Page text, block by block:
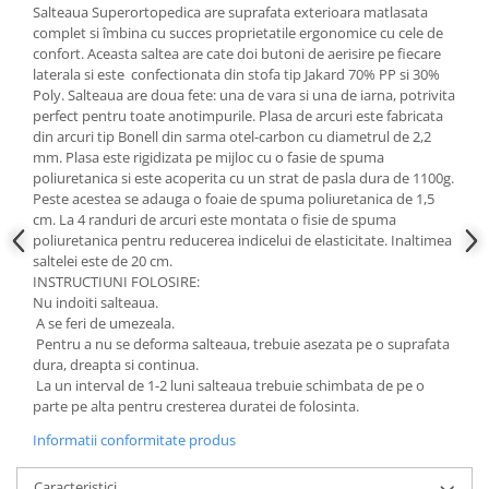
Salteaua Superortopedica are suprafata exterioara matlasata
complet si îmbina cu succes proprietatile ergonomice cu cele de
confort. Aceasta saltea are cate doi butoni de aerisire pe fiecare
laterala si este confectionata din stofa tip Jakard 70% PP si 30%
Poly. Salteaua are doua fete: una de vara si una de iarna, potrivita
perfect pentru toate anotimpurile. Plasa de arcuri este fabricata
din arcuri tip Bonell din sarma otel-carbon cu diametrul de 2,2
mm. Plasa este rigidizata pe mijloc cu o fasie de spuma
poliuretanica si este acoperita cu un strat de pasla dura de 1100g.
Peste acestea se adauga o foaie de spuma poliuretanica de 1,5
cm. La 4 randuri de arcuri este montata o fisie de spuma
poliuretanica pentru reducerea indicelui de elasticitate. Inaltimea
saltelei este de 20 cm.
INSTRUCTIUNI FOLOSIRE:
Nu indoiti salteaua.
A se feri de umezeala.
Pentru a nu se deforma salteaua, trebuie asezata pe o suprafata
dura, dreapta si continua.
La un interval de 1-2 luni salteaua trebuie schimbata de pe o
parte pe alta pentru cresterea duratei de folosinta.
Informatii conformitate produs